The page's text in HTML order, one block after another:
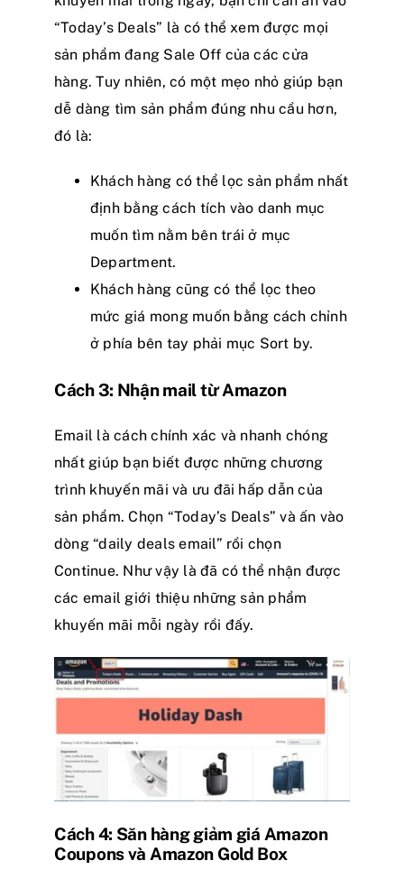
“Today’s Deals” là có thể xem được mọi
sản phẩm đang Sale Off của các cửa
hàng. Tuy nhiên, có một mẹo nhỏ giúp bạn
dễ dàng tìm sản phẩm đúng nhu cầu hơn,
đó là:
Khách hàng có thể lọc sản phẩm nhất
định bằng cách tích vào danh mục
muốn tìm nằm bên trái ở mục
Department.
Khách hàng cũng có thể lọc theo
mức giá mong muốn bằng cách chỉnh
ở phía bên tay phải mục Sort by.
Cách 3: Nhận mail từ Amazon
Email là cách chính xác và nhanh chóng
nhất giúp bạn biết được những chương
trình khuyến mãi và ưu đãi hấp dẫn của
sản phẩm. Chọn “Today’s Deals” và ấn vào
dòng “daily deals email” rồi chọn
Continue. Như vậy là đã có thể nhận được
các email giới thiệu những sản phẩm
khuyến mãi mỗi ngày rồi đấy.
Cách 4: Săn hàng giảm giá Amazon
Coupons và Amazon Gold Box